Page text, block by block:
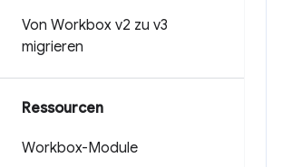
Von Workbox v2 zu v3
migrieren
Ressourcen
Workbox-Module